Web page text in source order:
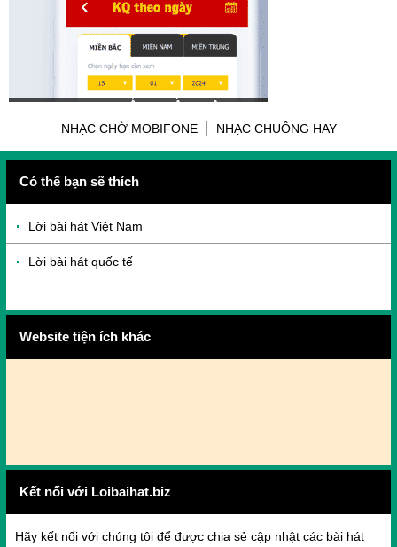
NHẠC CHỜ MOBIFONE NHẠC CHUÔNG HAY
Có thể bạn sẽ thích
Lời bài hát Việt Nam
Lời bài hát quốc tế
Website tiện ích khác
Kết nối với Loibaihat.biz
Hãy kết nối với chúng tôi để được chia sẻ cập nhật các bài hát